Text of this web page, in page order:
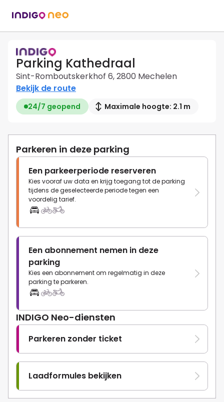
Parking Kathedraal
Sint-Romboutskerkhof 6, 2800 Mechelen
Bekijk de route
24/7 geopend Maximale hoogte: 2.1 m
Parkeren in deze parking
Een parkeerperiode reserveren
Kies vooraf uw data en krijg toegang tot de parking
tijdens de geselecteerde periode tegen een
voordelig tarief.
Een abonnement nemen in deze
parking
Kies een abonnement om regelmatig in deze
parking te parkeren.
INDIGO Neo-diensten
Parkeren zonder ticket
Laadformules bekijken